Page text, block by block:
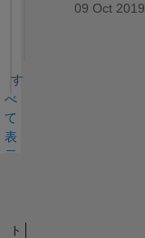
09 Oct 2019
す
べ
て
表
示
ト